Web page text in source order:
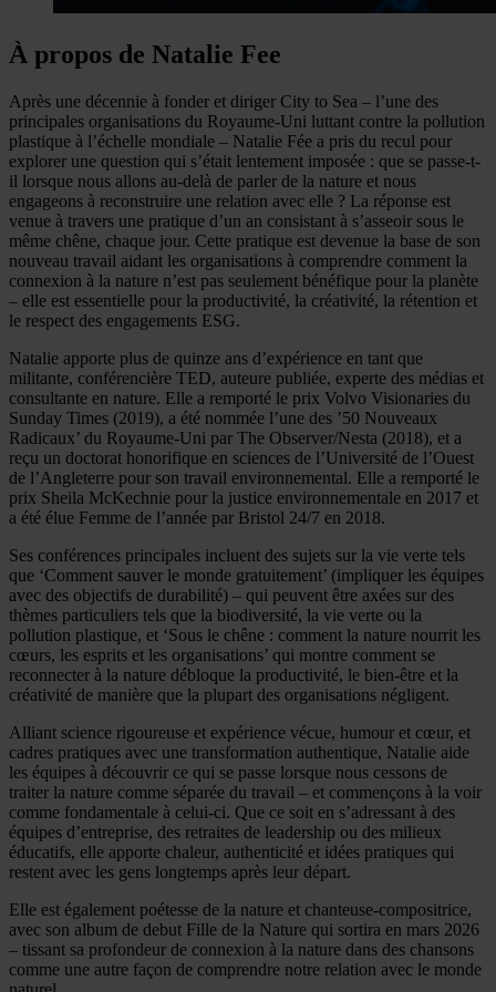
À propos de Natalie Fee
Après une décennie à fonder et diriger City to Sea – l’une des
principales organisations du Royaume-Uni luttant contre la pollution
plastique à l’échelle mondiale – Natalie Fée a pris du recul pour
explorer une question qui s’était lentement imposée : que se passe-t-
il lorsque nous allons au-delà de parler de la nature et nous
engageons à reconstruire une relation avec elle ? La réponse est
venue à travers une pratique d’un an consistant à s’asseoir sous le
même chêne, chaque jour. Cette pratique est devenue la base de son
nouveau travail aidant les organisations à comprendre comment la
connexion à la nature n’est pas seulement bénéfique pour la planète
– elle est essentielle pour la productivité, la créativité, la rétention et
le respect des engagements ESG.
Natalie apporte plus de quinze ans d’expérience en tant que
militante, conférencière TED, auteure publiée, experte des médias et
consultante en nature. Elle a remporté le prix Volvo Visionaries du
Sunday Times (2019), a été nommée l’une des ’50 Nouveaux
Radicaux’ du Royaume-Uni par The Observer/Nesta (2018), et a
reçu un doctorat honorifique en sciences de l’Université de l’Ouest
de l’Angleterre pour son travail environnemental. Elle a remporté le
prix Sheila McKechnie pour la justice environnementale en 2017 et
a été élue Femme de l’année par Bristol 24/7 en 2018.
Ses conférences principales incluent des sujets sur la vie verte tels
que ‘Comment sauver le monde gratuitement’ (impliquer les équipes
avec des objectifs de durabilité) – qui peuvent être axées sur des
thèmes particuliers tels que la biodiversité, la vie verte ou la
pollution plastique, et ‘Sous le chêne : comment la nature nourrit les
cœurs, les esprits et les organisations’ qui montre comment se
reconnecter à la nature débloque la productivité, le bien-être et la
créativité de manière que la plupart des organisations négligent.
Alliant science rigoureuse et expérience vécue, humour et cœur, et
cadres pratiques avec une transformation authentique, Natalie aide
les équipes à découvrir ce qui se passe lorsque nous cessons de
traiter la nature comme séparée du travail – et commençons à la voir
comme fondamentale à celui-ci. Que ce soit en s’adressant à des
équipes d’entreprise, des retraites de leadership ou des milieux
éducatifs, elle apporte chaleur, authenticité et idées pratiques qui
restent avec les gens longtemps après leur départ.
Elle est également poétesse de la nature et chanteuse-compositrice,
avec son album de debut Fille de la Nature qui sortira en mars 2026
– tissant sa profondeur de connexion à la nature dans des chansons
comme une autre façon de comprendre notre relation avec le monde